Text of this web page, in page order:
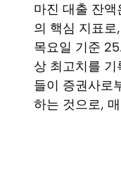
마진 대출 잔
의 핵심 지표
목요일 기준
상 최고치를
들이 증권사로
하는 것으로,